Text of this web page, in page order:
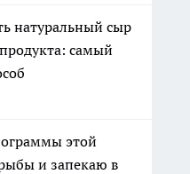
натуральный сыр
самый
этой
и запекаю в